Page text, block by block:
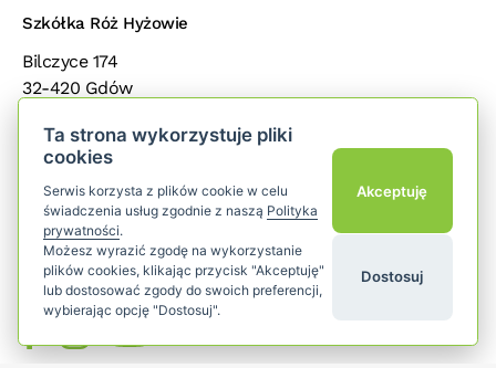
Szkółka Róż Hyżowie
Bilczyce 174
32-420 Gdów
Popularne kategorie
Dla klientów
add
Śledź nas
Facebook YouTube
Instagram
Ta strona wykorzystuje pliki
cookies
Serwis korzysta z plików cookie w celu
świadczenia usług zgodnie z naszą Polityka
prywatności.
Możesz wyrazić zgodę na wykorzystanie
plików cookies, klikając przycisk "Akceptuję"
lub dostosować zgody do swoich preferencji,
wybierając opcję "Dostosuj".
Akceptuję
Dostosuj